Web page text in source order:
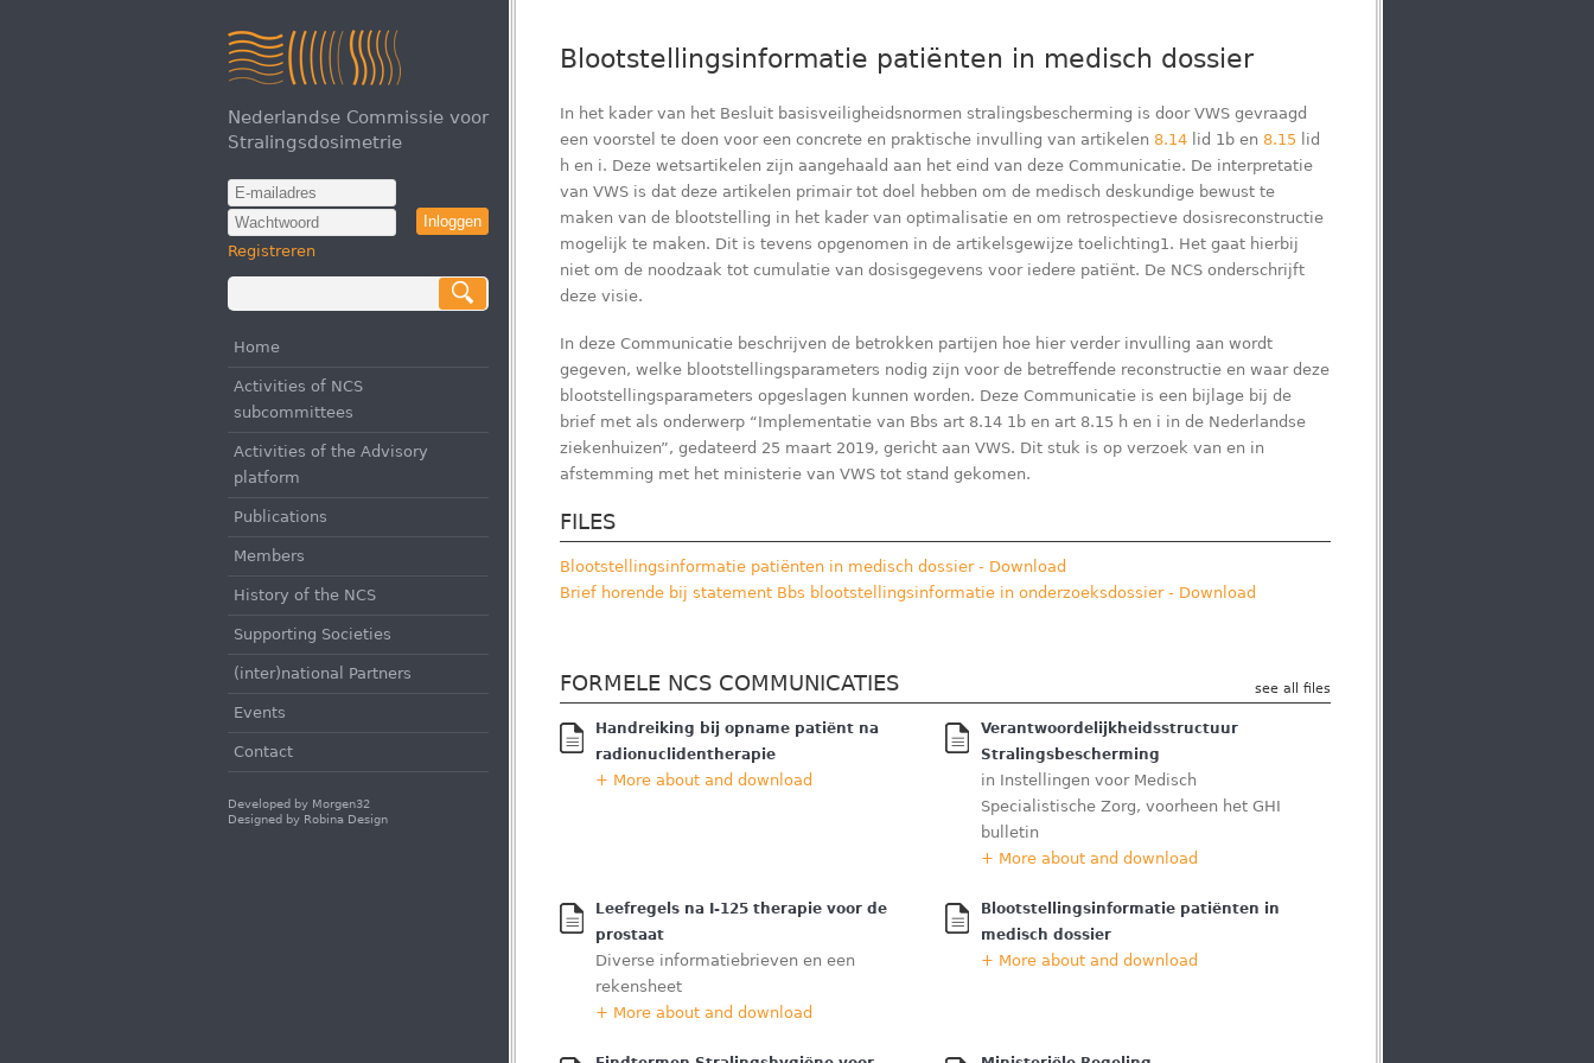
Nederlandse Commissie voor
Stralingsdosimetrie
Inloggen
Registreren
Home
Activities of NCS
subcommittees
Activities of the Advisory
platform
Publications
Members
History of the NCS
Supporting Societies
(inter)national Partners
Events
Contact
Developed by Morgen32
Designed by Robina Design
Blootstellingsinformatie patiënten in medisch dossier
In het kader van het Besluit basisveiligheidsnormen stralingsbescherming is door VWS gevraagd
een voorstel te doen voor een concrete en praktische invulling van artikelen 8.14 lid 1b en 8.15 lid
h en i. Deze wetsartikelen zijn aangehaald aan het eind van deze Communicatie. De interpretatie
van VWS is dat deze artikelen primair tot doel hebben om de medisch deskundige bewust te
maken van de blootstelling in het kader van optimalisatie en om retrospectieve dosisreconstructie
mogelijk te maken. Dit is tevens opgenomen in de artikelsgewijze toelichting1. Het gaat hierbij
niet om de noodzaak tot cumulatie van dosisgegevens voor iedere patiënt. De NCS onderschrijft
deze visie.
In deze Communicatie beschrijven de betrokken partijen hoe hier verder invulling aan wordt
gegeven, welke blootstellingsparameters nodig zijn voor de betreffende reconstructie en waar deze
blootstellingsparameters opgeslagen kunnen worden. Deze Communicatie is een bijlage bij de
brief met als onderwerp “Implementatie van Bbs art 8.14 1b en art 8.15 h en i in de Nederlandse
ziekenhuizen”, gedateerd 25 maart 2019, gericht aan VWS. Dit stuk is op verzoek van en in
afstemming met het ministerie van VWS tot stand gekomen.
FILES
Blootstellingsinformatie patiënten in medisch dossier - Download
Brief horende bij statement Bbs blootstellingsinformatie in onderzoeksdossier - Download
FORMELE NCS COMMUNICATIES see all files
Handreiking bij opname patiënt na
radionuclidentherapie
+ More about and download
Verantwoordelijkheidsstructuur
Stralingsbescherming
in Instellingen voor Medisch
Specialistische Zorg, voorheen het GHI
bulletin
+ More about and download
Leefregels na I-125 therapie voor de
prostaat
Diverse informatiebrieven en een
rekensheet
+ More about and download
Blootstellingsinformatie patiënten in
medisch dossier
+ More about and download